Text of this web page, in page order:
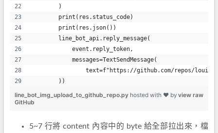
        )
        print(res.status_code)
        print(res.json())
        line_bot_api.reply_message(
            event.reply_token,
            messages=TextSendMessage(
text=f"https://github.com/repos/
        ))
view raw
line_bot_img_upload_to_github_repo.py hosted with ❤ by
GitHub
5~7 行將 content 內容中的 byte 給全部拉出來，檔